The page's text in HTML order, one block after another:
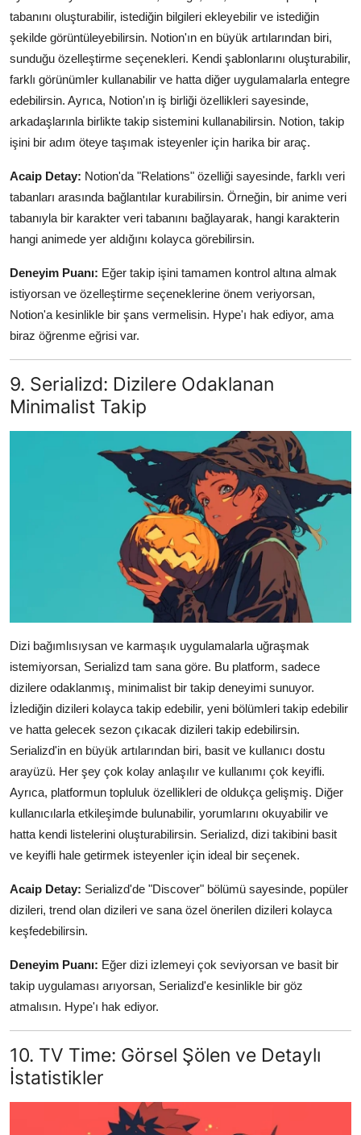
tabanını oluşturabilir, istediğin bilgileri ekleyebilir ve istediğin
şekilde görüntüleyebilirsin. Notion'ın en büyük artılarından biri,
sunduğu özelleştirme seçenekleri. Kendi şablonlarını oluşturabilir,
farklı görünümler kullanabilir ve hatta diğer uygulamalarla entegre
edebilirsin. Ayrıca, Notion'ın iş birliği özellikleri sayesinde,
arkadaşlarınla birlikte takip sistemini kullanabilirsin. Notion, takip
işini bir adım öteye taşımak isteyenler için harika bir araç.
Acaip Detay: Notion'da "Relations" özelliği sayesinde, farklı veri
tabanları arasında bağlantılar kurabilirsin. Örneğin, bir anime veri
tabanıyla bir karakter veri tabanını bağlayarak, hangi karakterin
hangi animede yer aldığını kolayca görebilirsin.
Deneyim Puanı: Eğer takip işini tamamen kontrol altına almak
istiyorsan ve özelleştirme seçeneklerine önem veriyorsan,
Notion'a kesinlikle bir şans vermelisin. Hype'ı hak ediyor, ama
biraz öğrenme eğrisi var.
9. Serializd: Dizilere Odaklanan
Minimalist Takip
Dizi bağımlısıysan ve karmaşık uygulamalarla uğraşmak
istemiyorsan, Serializd tam sana göre. Bu platform, sadece
dizilere odaklanmış, minimalist bir takip deneyimi sunuyor.
İzlediğin dizileri kolayca takip edebilir, yeni bölümleri takip edebilir
ve hatta gelecek sezon çıkacak dizileri takip edebilirsin.
Serializd'in en büyük artılarından biri, basit ve kullanıcı dostu
arayüzü. Her şey çok kolay anlaşılır ve kullanımı çok keyifli.
Ayrıca, platformun topluluk özellikleri de oldukça gelişmiş. Diğer
kullanıcılarla etkileşimde bulunabilir, yorumlarını okuyabilir ve
hatta kendi listelerini oluşturabilirsin. Serializd, dizi takibini basit
ve keyifli hale getirmek isteyenler için ideal bir seçenek.
Acaip Detay: Serializd'de "Discover" bölümü sayesinde, popüler
dizileri, trend olan dizileri ve sana özel önerilen dizileri kolayca
keşfedebilirsin.
Deneyim Puanı: Eğer dizi izlemeyi çok seviyorsan ve basit bir
takip uygulaması arıyorsan, Serializd'e kesinlikle bir göz
atmalısın. Hype'ı hak ediyor.
10. TV Time: Görsel Şölen ve Detaylı
İstatistikler